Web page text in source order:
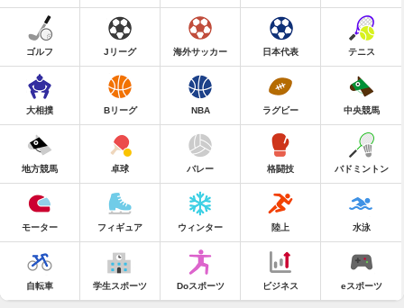
ゴルフ Jリーグ 海外サッカー 日本代表 テニス
大相撲 Bリーグ NBA ラグビー 中央競馬
地方競馬 卓球 バレー 格闘技 バドミントン
モーター フィギュア ウィンター 陸上 水泳
自転車 学生スポーツ Doスポーツ ビジネス eスポーツ